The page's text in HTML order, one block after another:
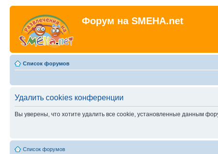
Форум на SMEHA.net
Список форумов
Удалить cookies конференции
Вы уверены, что хотите удалить все cookie, установленные данным
Список форумов